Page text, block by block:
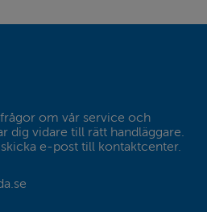
om vår service och
dig vidare till rätt handläggare.
e-post till kontaktcenter.